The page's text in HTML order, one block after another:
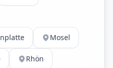
Mosel
Rhön